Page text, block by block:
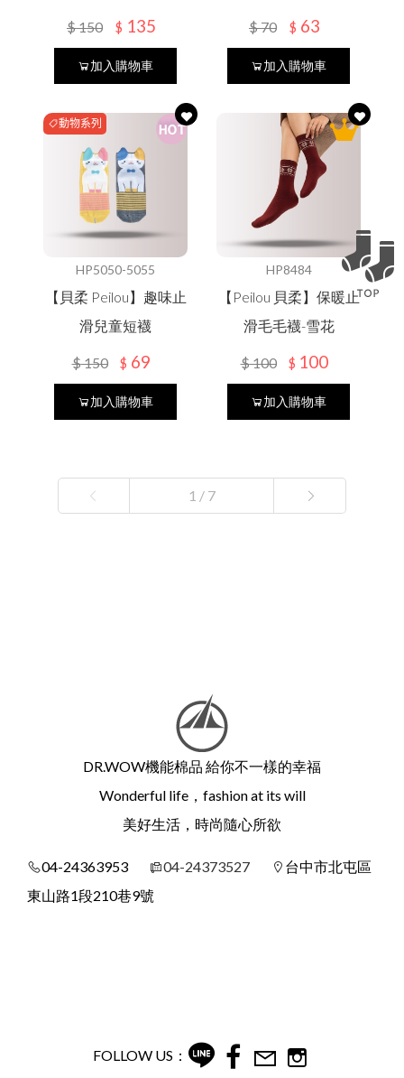
$150 $ 135
加入購物車
$70 $ 63
加入購物車
動物系列
HP5050-5055
【貝柔 Peilou】趣味止
滑兒童短襪
$150 $ 69
加入購物車
HP8484
【Peilou 貝柔】保暖止
滑毛毛襪-雪花
$100 $ 100
加入購物車
1 / 7
DR.WOW機能棉品 給你不一樣的幸福
Wonderful life，fashion at its will
美好生活，時尚隨心所欲
04-24363953 04-24373527
台中市北屯區
東山路1段210巷9號
FOLLOW US：